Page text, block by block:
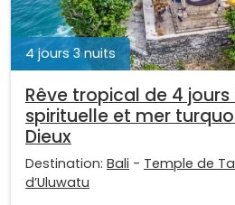
4 jours 3 nuits
Rêve tropical de 4 jours
spirituelle et mer
Dieux
Destination: Bali - Temple de
d’Uluwatu